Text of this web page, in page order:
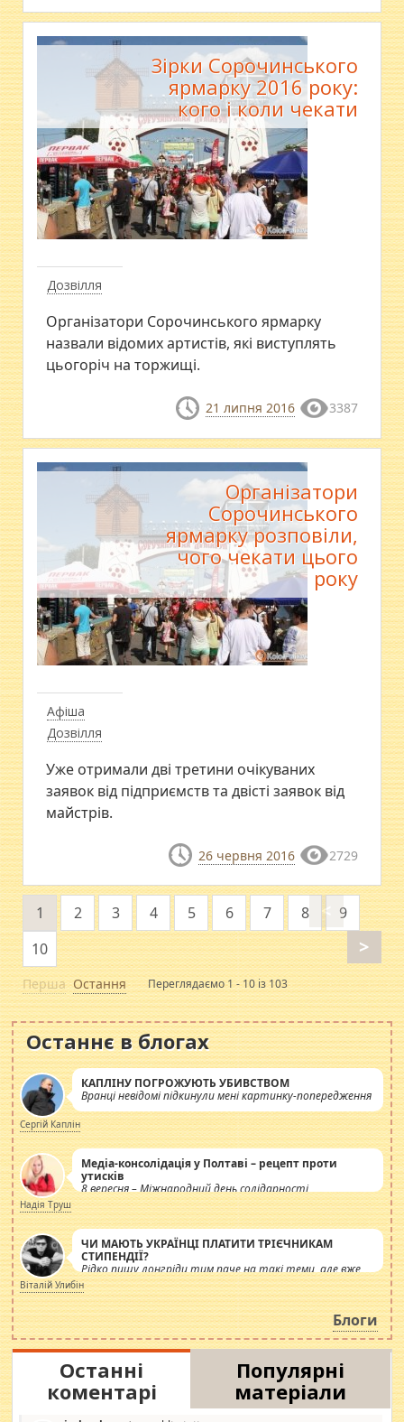
Дозвілля
Зірки Сорочинського
ярмарку 2016 року:
кого і коли чекати
Організатори Сорочинського ярмарку
назвали відомих артистів, які виступлять
цьогоріч на торжищі.
21 липня 2016 3387
Афіша
Дозвілля
Організатори
Сорочинського
ярмарку розповіли,
чого чекати цього
року
Уже отримали дві третини очікуваних
заявок від підприємств та двісті заявок від
майстрів.
26 червня 2016 2729
Перша
<
1 2 3 4 5 6 7 8
9
10
>
Остання Переглядаємо 1 - 10 із 103
Останнє в блогах
КАПЛІНУ ПОГРОЖУЮТЬ УБИВСТВОМ
Вранці невідомі підкинули мені картинку-попередження
Сергій Каплін
Медіа-консолідація у Полтаві – рецепт проти
утисків
8 вересня – Міжнародний день солідарності
журналістів.
Надія Труш
ЧИ МАЮТЬ УКРАЇНЦІ ПЛАТИТИ ТРІЄЧНИКАМ
СТИПЕНДІЇ?
Рідко пишу лонгріди тим паче на такі теми, але вже
просто дістало! Обурюють сьогоднішні інсенуації
навколо стипендіального питання. Штучно
роздувається ще одна соціальна катастрофа.
Віталій Улибін
Блоги
Останні
коментарі
Популярні
матеріали